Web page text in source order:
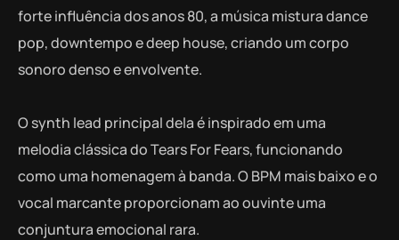
forte influência dos anos 80, a música mistura dance
pop, downtempo e deep house, criando um corpo
sonoro denso e envolvente.
O synth lead principal dela é inspirado em uma
melodia clássica do Tears For Fears, funcionando
como uma homenagem à banda. O BPM mais baixo e o
vocal marcante proporcionam ao ouvinte uma
conjuntura emocional rara.